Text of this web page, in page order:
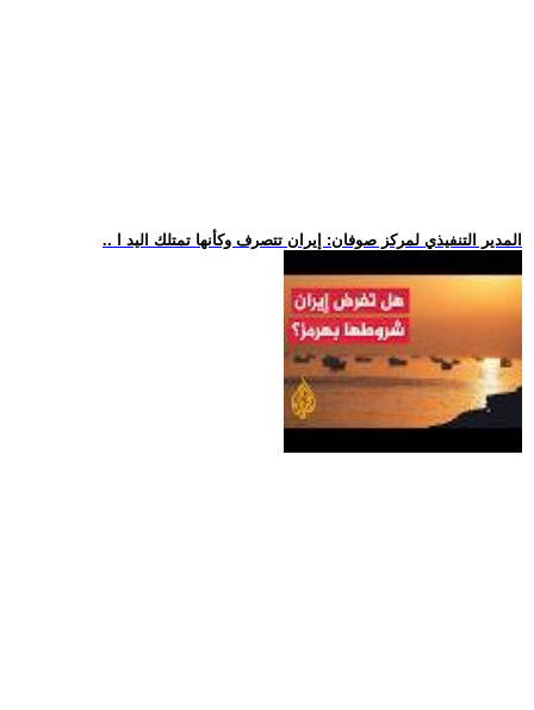
.. المدير التنفيذي لمركز صوفان: إيران تتصرف وكأنها تمتلك اليد ا